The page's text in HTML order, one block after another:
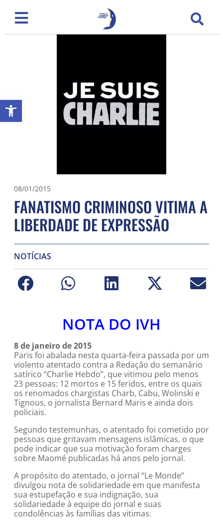
Abrir a barra de ferramentas
08/01/2015
FANATISMO CRIMINOSO VITIMA A
LIBERDADE DE EXPRESSÃO
NOTÍCIAS
NOTA DO IVH
8 de janeiro de 2015
Paris foi abalada nesta quarta-feira passada por um
violento atentado contra a Redação do semanário
satírico “Charlie Hebdo”, que vitimou pelo menos
23 pessoas: 12 mortos e 15 feridos, entre os quais
os renomados chargistas Charb, Cabu, Wolinski e
Tignous, o jornalista Bernard Maris e ainda dois
policiais.
Segundo testemunhas, o atentado foi cometido por
pessoas que gritavam mensagens islâmicas, o que
pode indicar que sua motivação foram charges
sobre Maomé publicadas há anos pelo jornal.
A propósito do atentado, o jornal “Le Monde”
divulgou nota de solidariedade em que manifesta
sua estupefação e sua indignação, sua
solidariedade à equipe do jornal e suas
condolências às famílias das vitimas.